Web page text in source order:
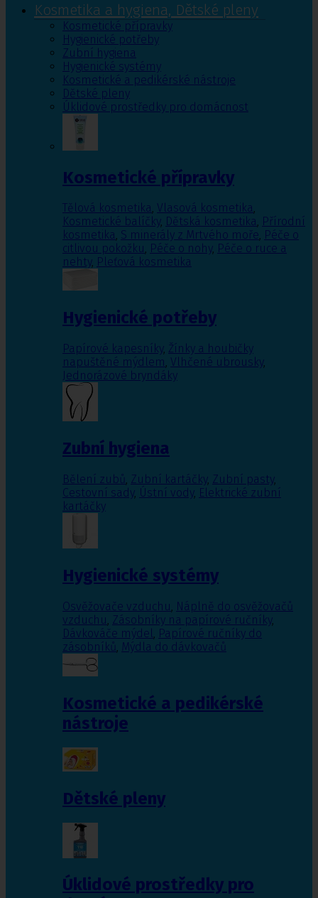
Kosmetika a hygiena, Dětské pleny
Kosmetické přípravky
Hygienické potřeby
Zubní hygiena
Hygienické systémy
Kosmetické a pedikérské nástroje
Dětské pleny
Úklidové prostředky pro domácnost
Kosmetické přípravky
Tělová kosmetika, Vlasová kosmetika,
Kosmetické balíčky, Dětská kosmetika, Přírodní
kosmetika, S minerály z Mrtvého moře, Péče o
citlivou pokožku, Péče o nohy, Péče o ruce a
nehty, Pleťová kosmetika
Hygienické potřeby
Papírové kapesníky, Žínky a houbičky
napuštěné mýdlem, Vlhčené ubrousky,
Jednorázové bryndáky
Zubní hygiena
Bělení zubů, Zubní kartáčky, Zubní pasty,
Cestovní sady, Ústní vody, Elektrické zubní
kartáčky
Hygienické systémy
Osvěžovače vzduchu, Náplně do osvěžovačů
vzduchu, Zásobníky na papírové ručníky,
Dávkováče mýdel, Papírové ručníky do
zásobníků, Mýdla do dávkovačů
Kosmetické a pedikérské
nástroje
Dětské pleny
Úklidové prostředky pro